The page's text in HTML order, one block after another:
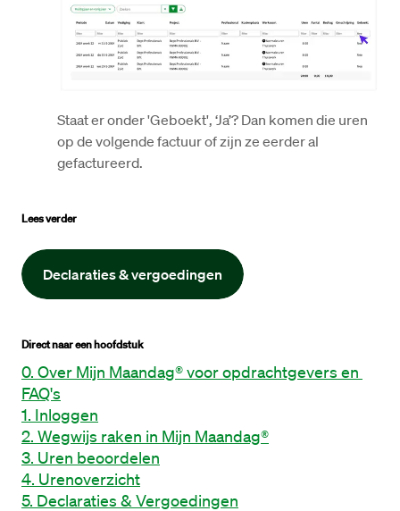
Staat er onder 'Geboekt', ‘Ja’? Dan komen die uren
op de volgende factuur of zijn ze eerder al
gefactureerd.
Lees verder
Declaraties & vergoedingen
Direct naar een hoofdstuk
0. Over Mijn Maandag® voor opdrachtgevers en
FAQ's
1. Inloggen
2. Wegwijs raken in Mijn Maandag®
3. Uren beoordelen
4. Urenoverzicht
5. Declaraties & Vergoedingen